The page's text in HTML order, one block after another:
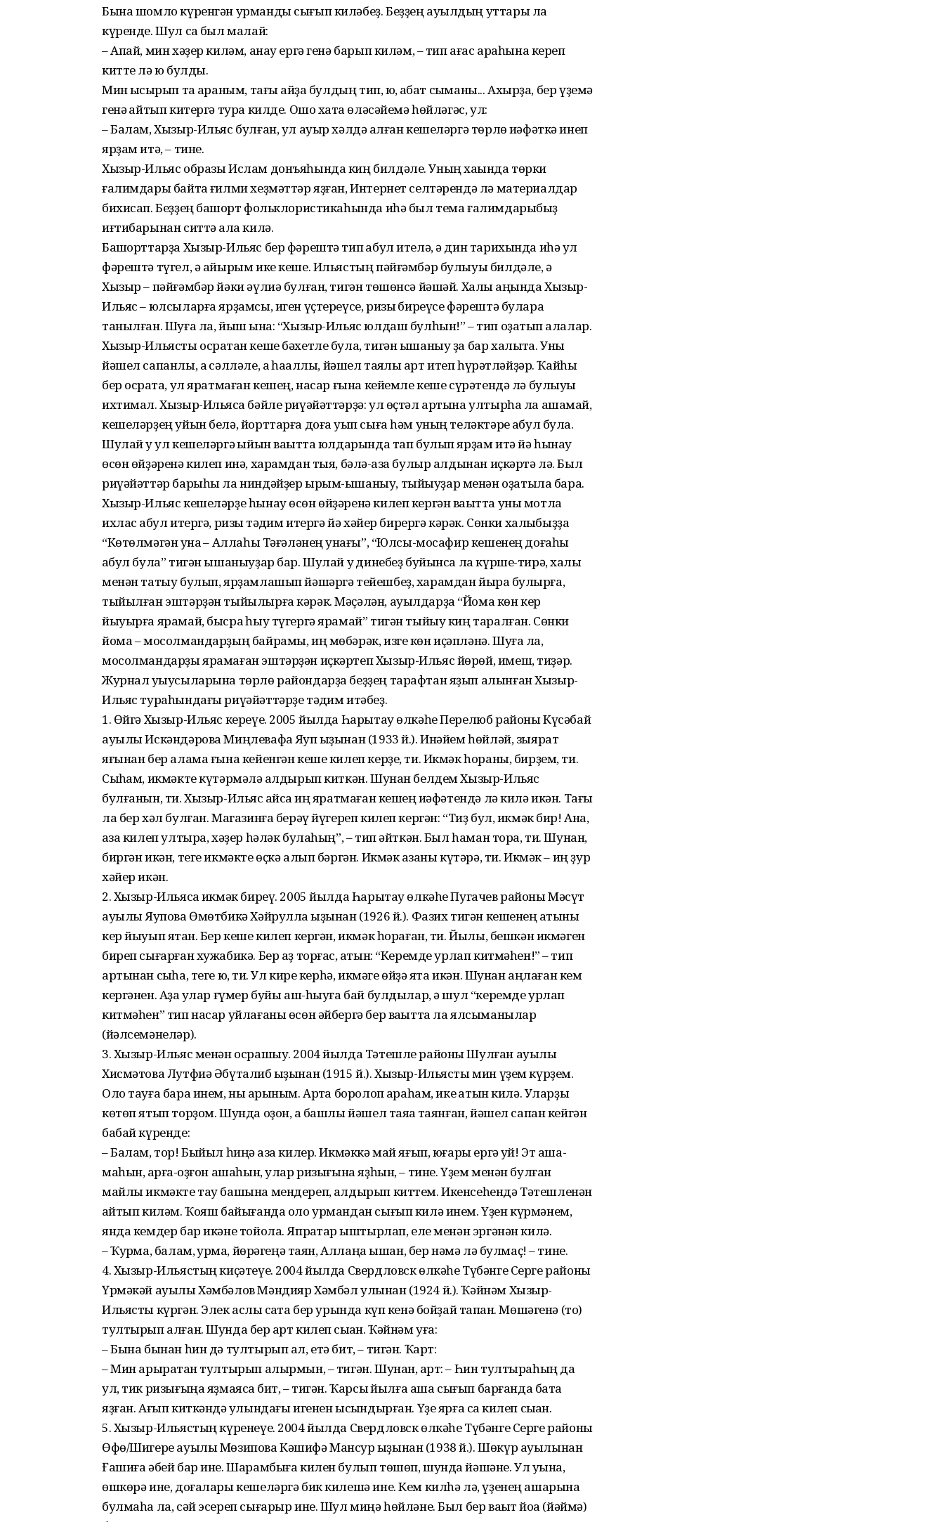
Бына шомло күренгән урманды сығып киләбеҙ. Беҙҙең ауылдың уттары ла
күренде. Шул саҡ был малай:
– Апай, мин хәҙер киләм, анау ергә генә барып киләм, – тип ағас араһына кереп
китте лә юҡ булды.
Мин ҡысҡырып та ҡараным, тағы ҡайҙа булдың тип, юҡ, ҡабат сыҡманы... Ахырҙа, бер үҙемә
генә ҡайтып китергә тура килде. Ошо хаҡта өләсәйемә һөйләгәс, ул:
– Балам, Хызыр-Ильяс булған, ул ауыр хәлдә ҡалған кешеләргә төрлө ҡиәфәткә инеп
ярҙам итә, – тине.
Хызыр-Ильяс образы Ислам донъяһында киң билдәле. Уның хаҡында төрки
ғалимдары байтаҡ ғилми хеҙмәттәр яҙған, Интернет селтәрендә лә материалдар
бихисап. Беҙҙең башҡорт фольклористикаһында иһә был тема ғалим­дарыбыҙ
иғтибарынан ситтә ҡала килә.
Башҡорттарҙа Хызыр-Ильяс бер фәрештә тип ҡабул ителә, ә дин тарихында иһә ул
фәрештә түгел, ә айырым ике кеше. Ильястың пәйғәмбәр булыуы билдәле, ә
Хызыр – пәйғәмбәр йәки әүлиә булған, тигән төшөнсә йәшәй. Халыҡ аңында Хызыр-
Ильяс – юлсыларға ярҙамсы, иген үҫтереүсе, ризыҡ биреүсе фәрештә булараҡ
танылған. Шуға ла, йыш ҡына: “Хызыр-Ильяс юлдаш булһын!” – тип оҙатып ҡалалар.
Хызыр-Ильясты осратҡан кеше бәхетле була, тигән ышаныу ҙа бар халыҡта. Уны
йәшел сапанлы, аҡ сәлләле, аҡ һаҡаллы, йәшел таяҡлы ҡарт итеп һүрәтләйҙәр. Ҡайһы
бер осраҡта, ул яратмаған кешең, насар ғына кейемле кеше сүрәтендә лә булыуы
ихтимал. Хызыр-Ильясҡа бәйле риүәйәттәрҙә: ул өҫтәл артына ултырһа ла ашамай,
кешеләрҙең уйын белә, йорттарға доға уҡып сыға һәм уның теләктәре ҡабул була.
Шулай уҡ ул кешеләргә ҡыйын ваҡытта юлдарында тап булып ярҙам итә йә һынау
өсөн өйҙәренә килеп инә, харамдан тыя, бәлә-ҡаза булыр алдынан иҫкәртә лә. Был
риүәйәттәр барыһы ла ниндәйҙер ырым-ышаныу, тыйыуҙар менән оҙатыла бара.
Хызыр-Ильяс кешеләрҙе һынау өсөн өйҙәренә килеп кергән ваҡытта уны мотлаҡ
ихлас ҡабул итергә, ризыҡ тәҡдим итергә йә хәйер бирергә кәрәк. Сөнки халҡыбыҙҙа
“Көтөлмәгән ҡунаҡ – Аллаһы Тәғәләнең ҡунағы”, “Юлсы-мосафир кешенең доғаһы
ҡабул була” тигән ышаныуҙар бар. Шулай уҡ динебеҙ буйынса ла күрше-тирә, халыҡ
менән татыу булып, ярҙамлашып йәшәргә тейешбеҙ, харамдан йыраҡ булырға,
тыйылған эштәрҙән тыйылырға кәрәк. Мәҫәлән, ауылдарҙа “Йома көн кер
йыуырға ярамай, бысраҡ һыу түгергә ярамай” тигән тыйыу киң таралған. Сөнки
йома – мосолмандарҙың байрамы, иң мөбәрәк, изге көн иҫәпләнә. Шуға ла,
мосолмандарҙы ярамаған эштәрҙән иҫкәртеп Хызыр-Ильяс йөрөй, имеш, тиҙәр.
Журнал уҡыусыларына төрлө райондарҙа беҙҙең тарафтан яҙып алынған Хызыр-
Ильяс тураһындағы риүәйәттәрҙе тәҡдим итәбеҙ.
1. Өйгә Хызыр-Ильяс кереүе. 2005 йылда Һарытау өлкәһе Перелюб районы Күсәбай
ауылы Искәндәрова Миңлевафа Яҡуп ҡыҙынан (1933 й.). Инәйем һөйләй, зыярат
яғынан бер алама ғына кейенгән кеше килеп керҙе, ти. Икмәк һораны, бирҙем, ти.
Сыҡһам, икмәкте күтәрмәлә ҡалдырып киткән. Шунан белдем Хызыр-Ильяс
булғанын, ти. Хызыр-Ильяс ҡайсаҡ иң яратмаған кешең ҡиәфәтендә лә килә икән. Тағы
ла бер хәл булған. Магазинға берәү йүгереп килеп кергән: “Тиҙ бул, икмәк бир! Ана,
ҡаза килеп ултыра, хәҙер һәләк булаһың”, – тип әйткән. Был һаман тора, ти. Шунан,
биргән икән, теге икмәкте өҫкә алып бәргән. Икмәк ҡазаны күтәрә, ти. Икмәк – иң ҙур
хәйер икән.
2. Хызыр-Ильясҡа икмәк биреү. 2005 йылда Һарытау өлкәһе Пугачев районы Мәҡсүт
ауылы Яҡупова Өмөтбикә Хәйрулла ҡыҙынан (1926 й.). Фазих тигән кешенең ҡатыны
кер йыуып ятҡан. Бер кеше килеп кергән, икмәк һораған, ти. Йылы, бешкән икмәген
биреп сығарған хужабикә. Бер аҙ торғас, ҡатын: “Керемде урлап китмәһен!” – тип
артынан сыҡһа, теге юҡ, ти. Ул кире керһә, икмәге өйҙә ята икән. Шунан аңлаған кем
кергәнен. Аҙаҡ улар ғүмер буйы аш-һыуға бай булдылар, ә шул “керемде урлап
китмәһен” тип насар уйлағаны өсөн әйбергә бер ваҡытта ла ялсыманылар
(йәлсемәнеләр).
3. Хызыр-Ильяс менән осрашыу. 2004 йылда Тәтешле районы Шулған ауылы
Хисмәтова Лутфиә Әбүталиб ҡыҙынан (1915 й.). Хызыр-Ильясты мин үҙем күрҙем.
Оло тауға бара инем, ныҡ арыным. Артҡа боролоп ҡараһам, ике ҡатын килә. Уларҙы
көтөп ятып торҙом. Шунда оҙон, аҡ башлы йәшел таяҡҡа таянған, йәшел сапан кейгән
бабай күренде:
– Балам, тор! Быйыл һиңә ҡаза килер. Икмәккә май яғып, юғары ергә ҡуй! Эт аша­
маһын, ҡарға-ҡоҙғон ашаһын, улар ризығына яҙһын, – тине. Үҙем менән булған
майлы икмәкте тау башына мендереп, ҡалдырып киттем. Икенсеһендә Тәтешленән
ҡайтып киләм. Ҡояш байығанда оло урмандан сығып килә инем. Үҙен күрмәнем,
янда кемдер бар икәне тойола. Япраҡтар ҡыштырлап, еле менән эргәнән килә.
– Ҡурҡма, балам, ҡурҡма, йөрәгеңә таян, Аллаңа ышан, бер нәмә лә булмаҫ! – тине.
4. Хызыр-Ильястың киҫәтеүе. 2004 йылда Свердловск өлкәһе Түбәнге Серге районы
Үрмәкәй ауылы Хәмбәлов Мәндияр Хәмбәл улынан (1924 й.). Ҡәйнәм Хызыр-
Ильясты күргән. Элек аслыҡ саҡта бер урында күп кенә бойҙай тапҡан. Мөшәгенә (тоҡ)
тултырып алған. Шунда бер ҡарт килеп сыҡҡан. Ҡәйнәм уға:
– Бына бынан һин дә тултырып ал, етә бит, – тигән. Ҡарт:
– Мин арыраҡтан тултырып алырмын, – тигән. Шунан, ҡарт: – Һин тултыраһың да
ул, тик ризығыңа яҙмаясаҡ бит, – тигән. Ҡарсыҡ йылға аша сығып барғанда бата
яҙған. Ағып киткәндә ҡулындағы игенен ысҡындырған. Үҙе ярға саҡ килеп сыҡҡан.
5. Хызыр-Ильястың күренеүе. 2004 йылда Свердловск өлкәһе Түбәнге Серге районы
Өфө/Шигере ауылы Мөзипова Кәшифә Мансур ҡыҙынан (1938 й.). Шөкүр ауылынан
Ғашиға әбей бар ине. Шарамбыға килен булып төшөп, шунда йәшәне. Ул уҡына,
өшкөрә ине, доғалары кешеләргә бик килешә ине. Кем килһә лә, үҙенең ашарына
булмаһа ла, сәй эсереп сығарыр ине. Шул миңә һөйләне. Был бер ваҡыт йоҡа (йәймә)